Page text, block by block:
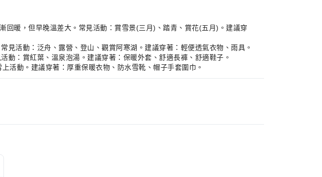
暖，但早晚溫差大。常見活動：賞雪景(三月)、踏青、賞花(五月)。建議穿
活動：泛舟、露營、登山、觀賞阿寒湖。建議穿著：輕便透氣衣物、雨具。
：賞紅葉、溫泉泡湯。建議穿著：保暖外套、舒適長褲、舒適鞋子。
活動。建議穿著：厚重保暖衣物、防水雪靴、帽子手套圍巾。